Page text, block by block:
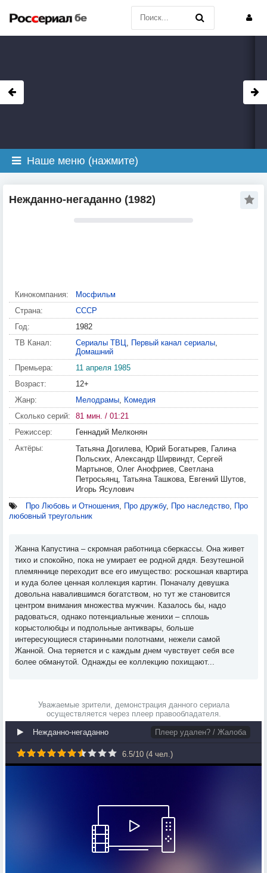
Наше меню (нажмите)
Нежданно-негаданно (1982)
Кинокомпания:
Мосфильм
Страна:
СССР
Год:
1982
ТВ Канал:
Сериалы ТВЦ, Первый канал сериалы,
Домашний
Премьера:
11 апреля 1985
Возраст:
12+
Жанр:
Мелодрамы, Комедия
Сколько серий:
81 мин. / 01:21
Режиссер:
Геннадий Мелконян
Актёры:
Татьяна Догилева, Юрий Богатырев, Галина
Польских, Александр Ширвиндт, Сергей
Мартынов, Олег Анофриев, Светлана
Петросьянц, Татьяна Ташкова, Евгений Шутов,
Игорь Ясулович
Про Любовь и Отношения, Про дружбу, Про наследство, Про
любовный треугольник
Жанна Капустина – скромная работница сберкассы. Она живет
тихо и спокойно, пока не умирает ее родной дядя. Безутешной
племяннице переходит все его имущество: роскошная квартира
и куда более ценная коллекция картин. Поначалу девушка
довольна навалившимся богатством, но тут же становится
центром внимания множества мужчин. Казалось бы, надо
радоваться, однако потенциальные женихи – сплошь
корыстолюбцы и подпольные антиквары, больше
интересующиеся старинными полотнами, нежели самой
Жанной. Она теряется и с каждым днем чувствует себя все
более обманутой. Однажды ее коллекцию похищают...
Уважаемые зрители, демонстрация данного сериала
осуществляется через плеер правообладателя.
Нежданно-негаданно Плеер удален? / Жалоба
6.5/10 (4 чел.)